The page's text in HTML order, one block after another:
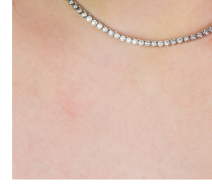
Bănuț Moț Personalizat
Seturi Brățări Personalizate
Seturi Lănțișoare Personalizate
Bijuterii Personalizate Spotify
Cercei Argint
Cercei Fashion
Seturi Argint
Bijuterii Fashion
CARD CADOU